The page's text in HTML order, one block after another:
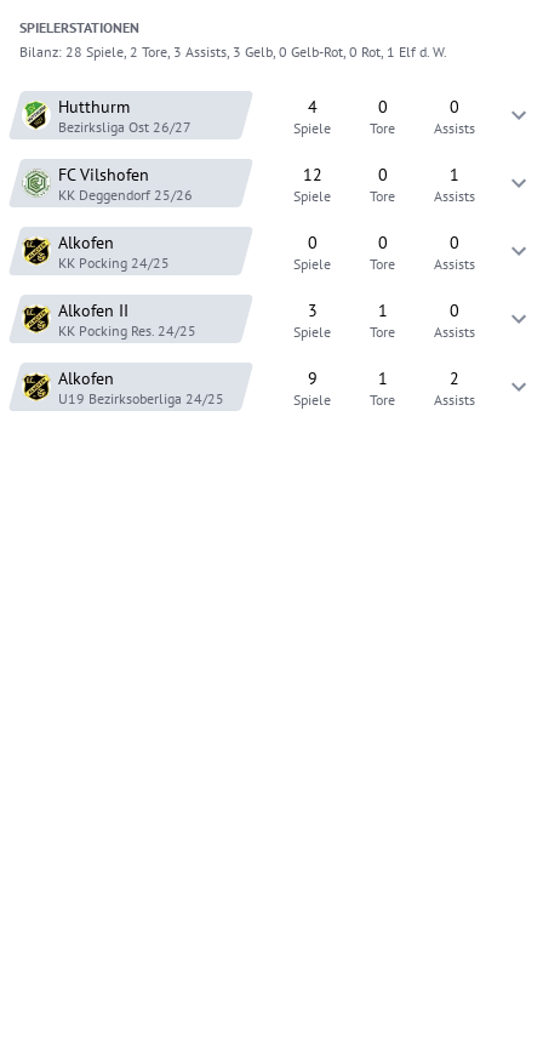
SPIELERSTATIONEN
Bilanz: 28 Spiele, 2 Tore, 3 Assists, 3 Gelb, 0 Gelb-Rot, 0 Rot, 1 Elf d. W.
Hutthurm
Bezirksliga Ost 26/27
4
Spiele
0
Tore
0
Assists
FC Vilshofen
KK Deggendorf 25/26
12
Spiele
0
Tore
1
Assists
Alkofen
KK Pocking 24/25
0
Spiele
0
Tore
0
Assists
Alkofen II
KK Pocking Res. 24/25
3
Spiele
1
Tore
0
Assists
Alkofen
U19 Bezirksoberliga 24/25
9
Spiele
1
Tore
2
Assists